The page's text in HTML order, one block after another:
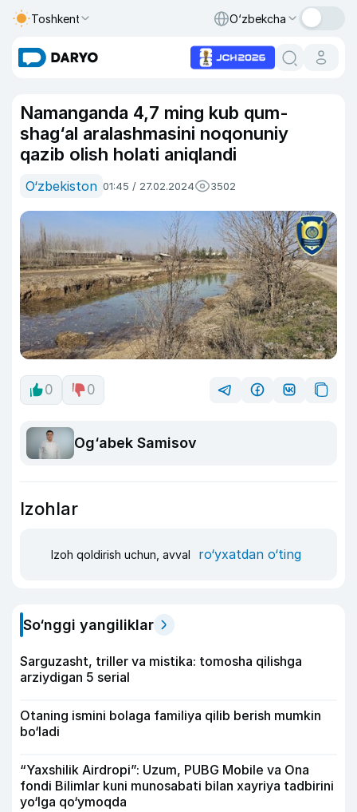
Toshkent O‘zbekcha
Namanganda 4,7 ming kub qum-
shag‘al aralashmasini noqonuniy
qazib olish holati aniqlandi
O‘zbekiston 01:45 / 27.02.2024 3502
0 0
Og‘abek Samisov
Izohlar
Izoh qoldirish uchun, avval ro‘yxatdan o‘ting
So‘nggi yangiliklar
Sarguzasht, triller va mistika: tomosha qilishga
arziydigan 5 serial
Otaning ismini bolaga familiya qilib berish mumkin
bo‘ladi
“Yaxshilik Airdropi”: Uzum, PUBG Mobile va Ona
fondi Bilimlar kuni munosabati bilan xayriya tadbirini
yo‘lga qo‘ymoqda